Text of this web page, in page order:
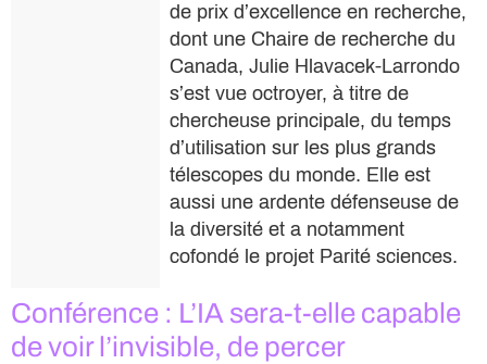
de prix d’excellence en recherche,
dont une Chaire de recherche du
Canada, Julie Hlavacek-Larrondo
s’est vue octroyer, à titre de
chercheuse principale, du temps
d’utilisation sur les plus grands
télescopes du monde. Elle est
aussi une ardente défenseuse de
la diversité et a notamment
cofondé le projet Parité sciences.
Conférence : L’IA sera-t-elle capable
de voir l’invisible, de percer